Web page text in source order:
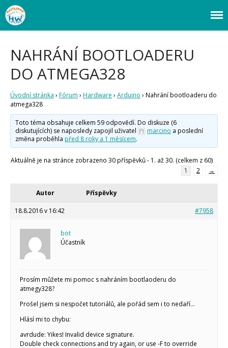
Úvod
Tutoriály
Arduino projekty
Arduino s Massimem Banzim
Arduino roboti
Tinylab
Webový magazín o bastlení a tvoření. Naučte se základy programování a
elektroniky zábavnou formou! Arduino a microbit projekty, návody,
NAHRÁNÍ BOOTLOADERU
DO ATMEGA328
Úvodní stránka › Fórum › Hardware › Arduino › Nahrání bootloaderu do
atmega328
Toto téma obsahuje celkem 59 odpovědí. Do diskuze (6
diskutujících) se naposledy zapojil uživatel
marcino a poslední
změna proběhla před 8 roky a 1 měsícem.
Aktuálně je na stránce zobrazeno 30 příspěvků - 1. až 30. (celkem z 60)
1
2 →
Autor Příspěvky
18.8.2016 v 16:42 #7958
bot
Účastník
Prosím můžete mi pomoc s nahráním bootlaoderu do
atmegy328?
Prošel jsem si nespočet tutoriálů, ale pořád sem i to nedaří…
Hlásí mi to chybu:
avrdude: Yikes! Invalid device signature.
Double check connections and try again, or use -F to override